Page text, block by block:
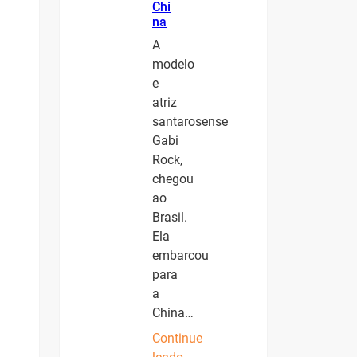
Chi
na
A
modelo
e
atriz
santarosense
Gabi
Rock,
chegou
ao
Brasil.
Ela
embarcou
para
a
China…
Continue